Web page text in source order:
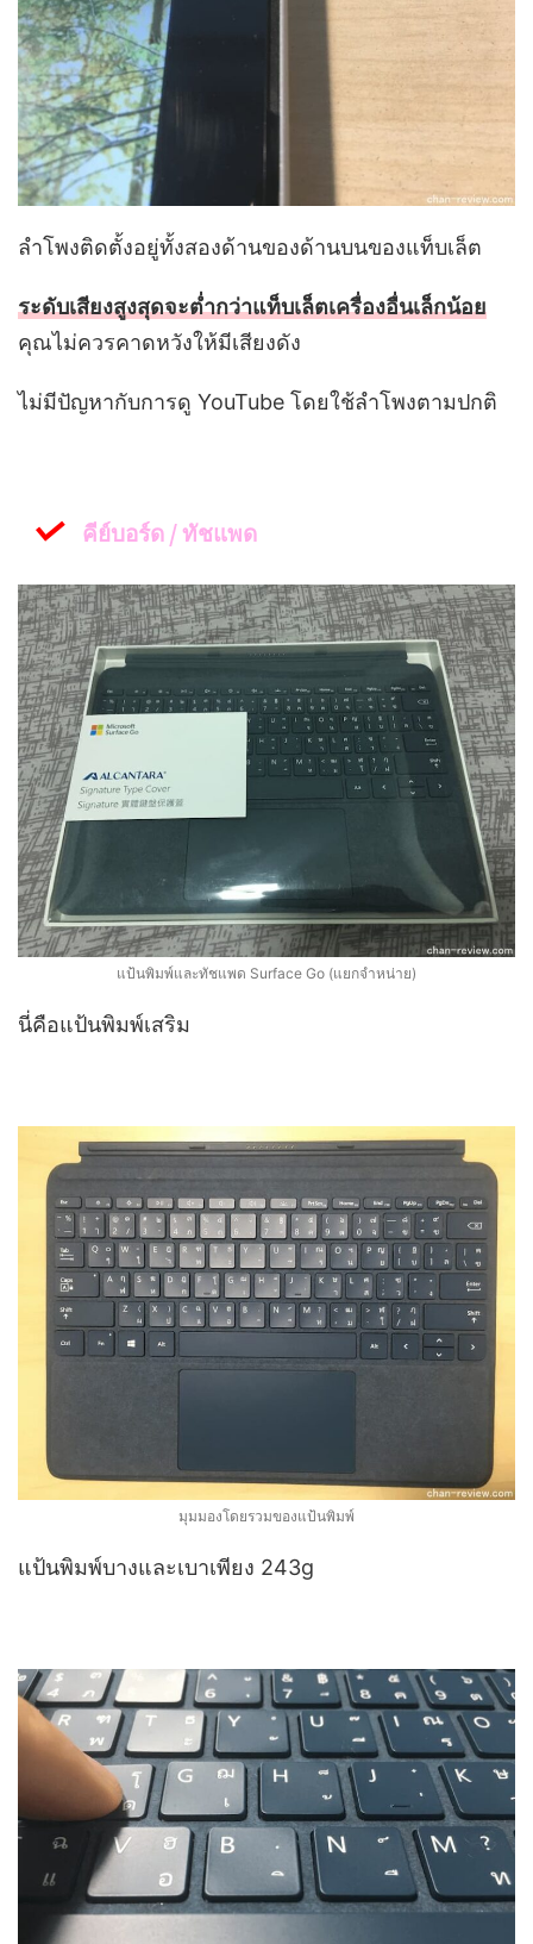
ลำโพงติดตั้งอยู่ทั้งสองด้านของด้านบนของแท็บเล็ต
ระดับเสียงสูงสุดจะต่ำกว่าแท็บเล็ตเครื่องอื่นเล็กน้อย
คุณไม่ควรคาดหวังให้มีเสียงดัง
ไม่มีปัญหากับการดู YouTube โดยใช้ลำโพงตามปกติ
คีย์บอร์ด / ทัชแพด
แป้นพิมพ์และทัชแพด Surface Go (แยกจำหน่าย)
นี่คือแป้นพิมพ์เสริม
มุมมองโดยรวมของแป้นพิมพ์
แป้นพิมพ์บางและเบาเพียง 243g